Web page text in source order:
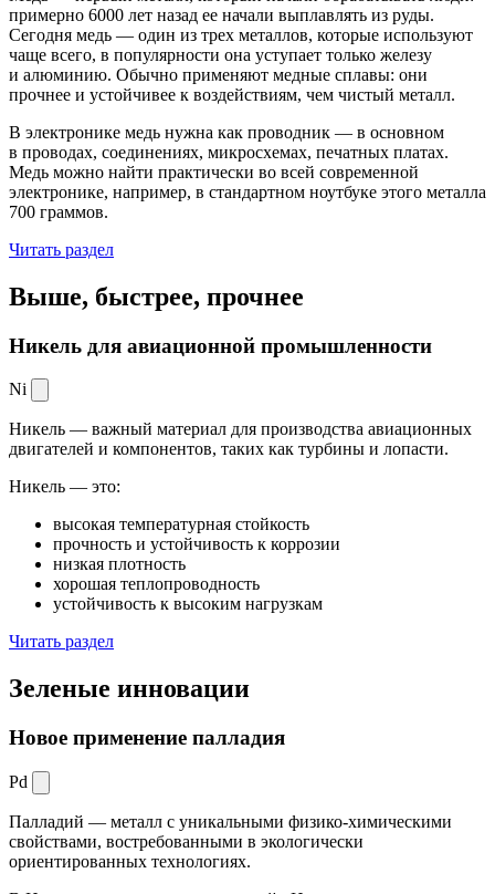
примерно 6000 лет назад ее начали выплавлять из руды.
Сегодня медь — один из трех металлов, которые используют
чаще всего, в популярности она уступает только железу
и алюминию. Обычно применяют медные сплавы: они
прочнее и устойчивее к воздействиям, чем чистый металл.
В электронике медь нужна как проводник — в основном
в проводах, соединениях, микросхемах, печатных платах.
Медь можно найти практически во всей современной
электронике, например, в стандартном ноутбуке этого металла
700 граммов.
Читать раздел
Выше, быстрее, прочнее
Никель для авиационной промышленности
Ni
Никель — важный материал для производства авиационных
двигателей и компонентов, таких как турбины и лопасти.
Никель — это:
высокая температурная стойкость
прочность и устойчивость к коррозии
низкая плотность
хорошая теплопроводность
устойчивость к высоким нагрузкам
Читать раздел
Зеленые инновации
Новое применение палладия
Pd
Палладий — металл с уникальными физико-химическими
свойствами, востребованными в экологически
ориентированных технологиях.